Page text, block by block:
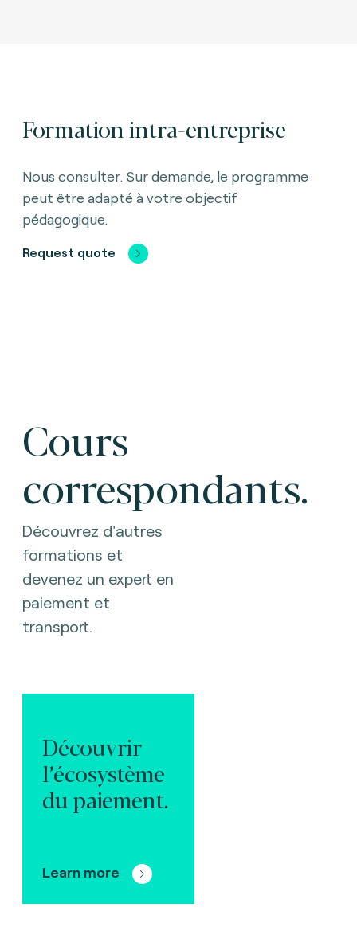
Formation intra-entreprise
Nous consulter. Sur demande, le programme
peut être adapté à votre objectif
pédagogique.
Request quote
Cours
correspondants.
Découvrez d'autres
formations et
devenez un expert en
paiement et
transport.
Découvrir
l’écosystème
du paiement.
Learn more